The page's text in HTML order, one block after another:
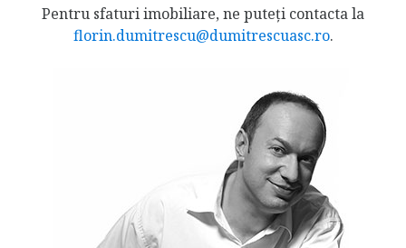
Pentru sfaturi imobiliare, ne puteți contacta la
florin.dumitrescu@dumitrescuasc.ro.